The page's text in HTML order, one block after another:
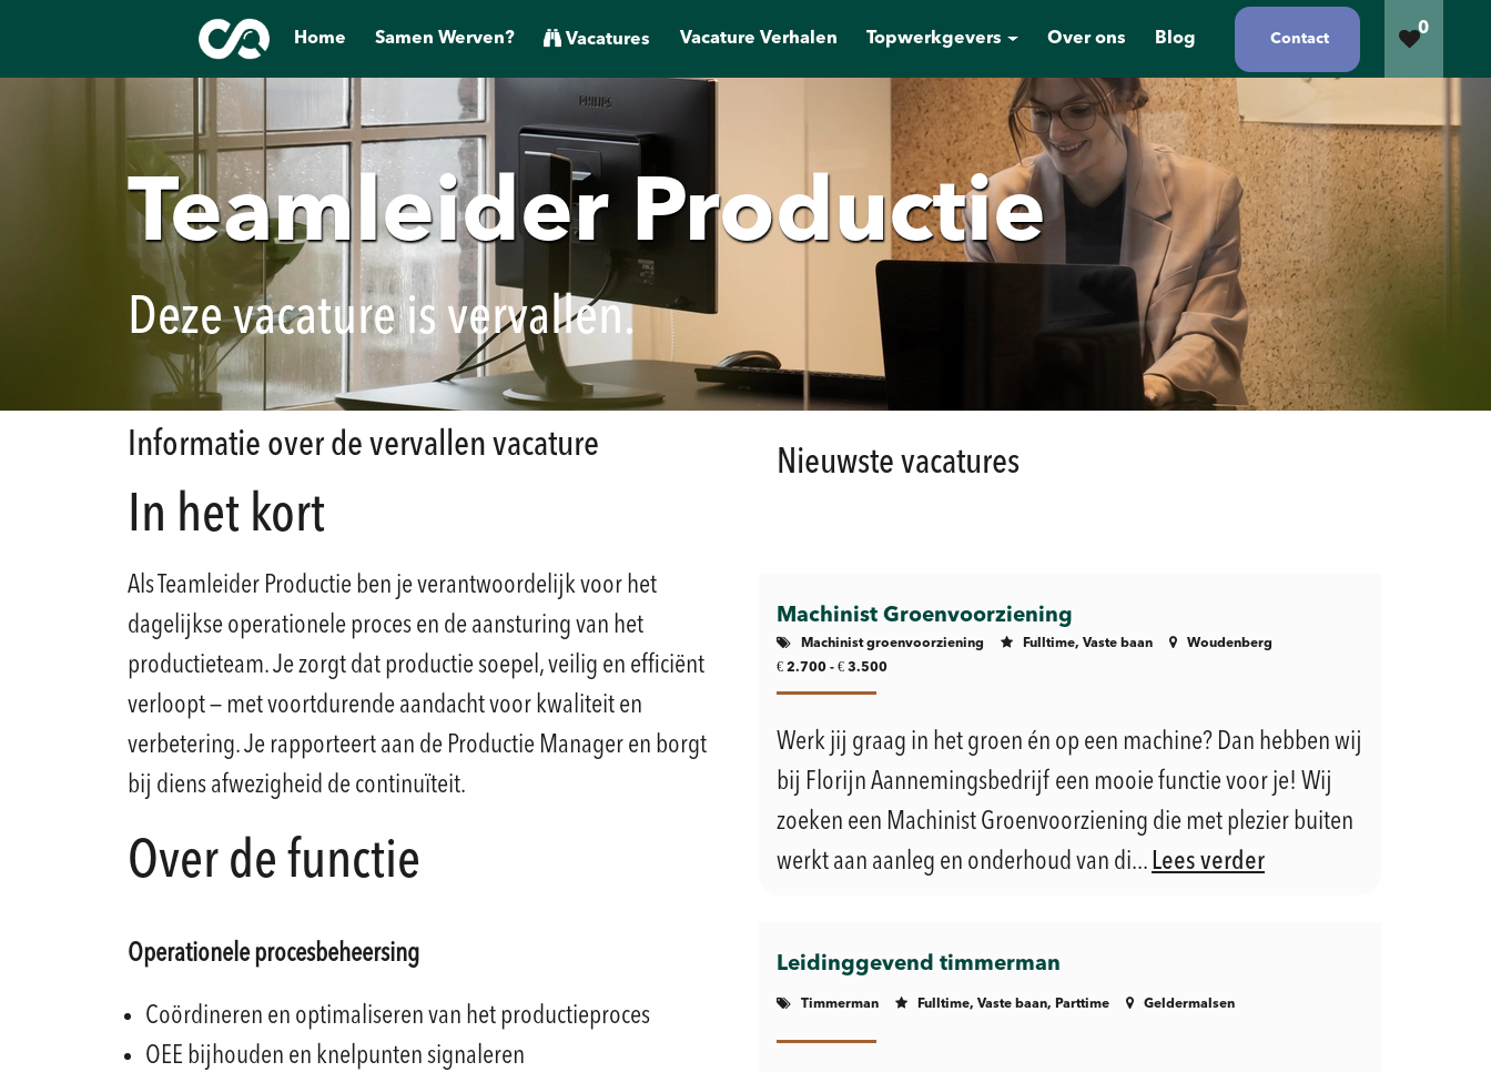
Home Samen Werven? Vacatures Vacature Verhalen Topwerkgevers Over ons Blog Contact
0
Teamleider Productie
Deze vacature is vervallen.
Informatie over de vervallen vacature
In het kort
Als Teamleider Productie ben je verantwoordelijk voor het
dagelijkse operationele proces en de aansturing van het
productieteam. Je zorgt dat productie soepel, veilig en efficiënt
verloopt — met voortdurende aandacht voor kwaliteit en
verbetering. Je rapporteert aan de Productie Manager en borgt
bij diens afwezigheid de continuïteit.
Over de functie
Operationele procesbeheersing
Coördineren en optimaliseren van het productieproces
OEE bijhouden en knelpunten signaleren
Nieuwste vacatures
Machinist Groenvoorziening
Machinist groenvoorziening Fulltime, Vaste baan
Woudenberg
€ 2.700 - € 3.500
Werk jij graag in het groen én op een machine? Dan hebben wij
bij Florijn Aannemingsbedrijf een mooie functie voor je! Wij
zoeken een Machinist Groenvoorziening die met plezier buiten
werkt aan aanleg en onderhoud van di... Lees verder
Leidinggevend timmerman
Timmerman Fulltime, Vaste baan, Parttime Geldermalsen